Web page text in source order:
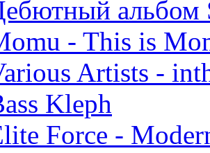
альбом
- This is
Artists -
Kleph
Force -